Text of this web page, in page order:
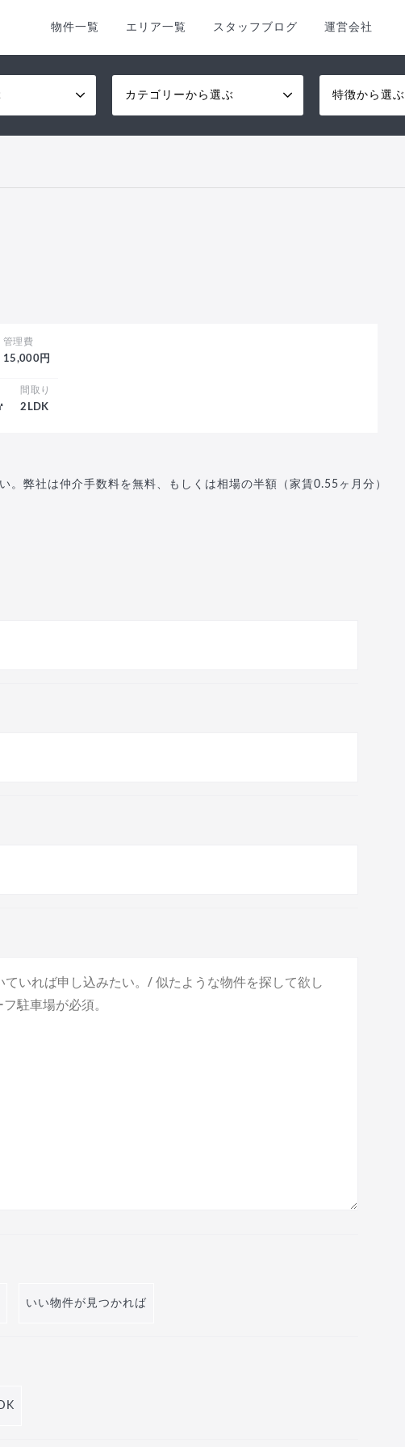
物件一覧 エリア一覧 スタッフブログ 運営会社
カテゴリーから選ぶ 特徴から選ぶ
管理費
15,000円
間取り
2LDK
。弊社は仲介手数料を無料、もしくは相場の半額（家賃0.55ヶ月分）
いい物件が見つかれば